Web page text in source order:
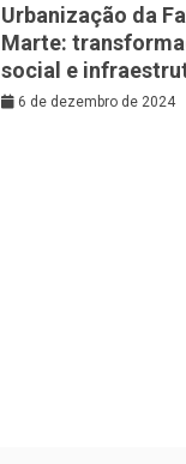
Urbanização da
Marte:
social e
6 de dezembro de 2024